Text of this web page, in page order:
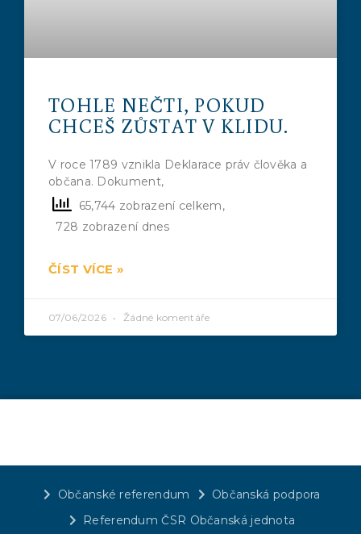
TOHLE NEČTI, POKUD
CHCEŠ ZŮSTAT V KLIDU.
V roce 1789 vznikla Deklarace práv člověka a
občana. Dokument,
65,744 zobrazení celkem,
728 zobrazení dnes
ČÍST VÍCE »
07/06/2026 Žádné komentáře
Občanské referendum
Občanská podpora
Referendum ČSR Občanská jednota